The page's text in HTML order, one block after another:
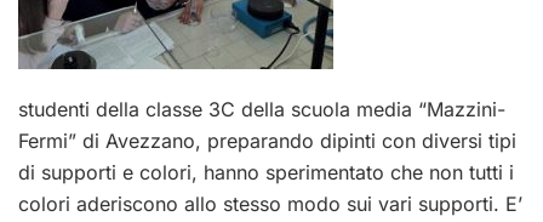
studenti della classe 3C della scuola media “Mazzini-
Fermi” di Avezzano, preparando dipinti con diversi tipi
di supporti e colori, hanno sperimentato che non tutti i
colori aderiscono allo stesso modo sui vari supporti. E’